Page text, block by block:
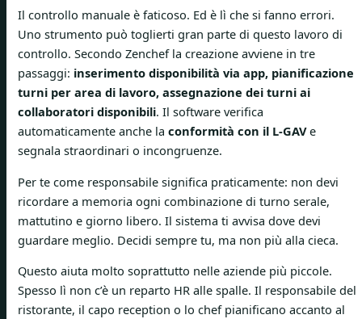
Il controllo manuale è faticoso. Ed è lì che si fanno errori.
Uno strumento può toglierti gran parte di questo lavoro di
controllo. Secondo Zenchef la creazione avviene in tre
passaggi: inserimento disponibilità via app, pianificazione
turni per area di lavoro, assegnazione dei turni ai
collaboratori disponibili. Il software verifica
automaticamente anche la conformità con il L-GAVe
segnala straordinari o incongruenze.
Per te come responsabile significa praticamente: non devi
ricordare a memoria ogni combinazione di turno serale,
mattutino e giorno libero. Il sistema ti avvisa dove devi
guardare meglio. Decidi sempre tu, ma non più alla cieca.
Questo aiuta molto soprattutto nelle aziende più piccole.
Spesso lì non c’è un reparto HR alle spalle. Il responsabile del
ristorante, il capo reception o lo chef pianificano accanto al